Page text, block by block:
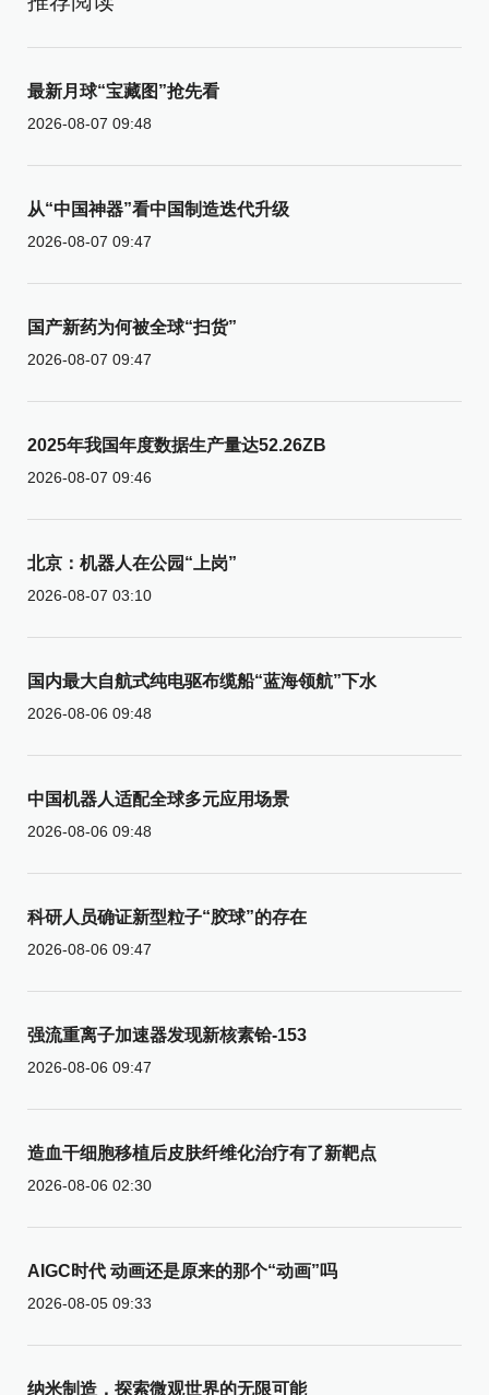
最新月球“宝藏图”抢先看
2026-08-07 09:48
从“中国神器”看中国制造迭代升级
2026-08-07 09:47
国产新药为何被全球“扫货”
2026-08-07 09:47
2025年我国年度数据生产量达52.26ZB
2026-08-07 09:46
北京：机器人在公园“上岗”
2026-08-07 03:10
国内最大自航式纯电驱布缆船“蓝海领航”下水
2026-08-06 09:48
中国机器人适配全球多元应用场景
2026-08-06 09:48
科研人员确证新型粒子“胶球”的存在
2026-08-06 09:47
强流重离子加速器发现新核素铪-153
2026-08-06 09:47
造血干细胞移植后皮肤纤维化治疗有了新靶点
2026-08-06 02:30
AIGC时代 动画还是原来的那个“动画”吗
2026-08-05 09:33
纳米制造，探索微观世界的无限可能